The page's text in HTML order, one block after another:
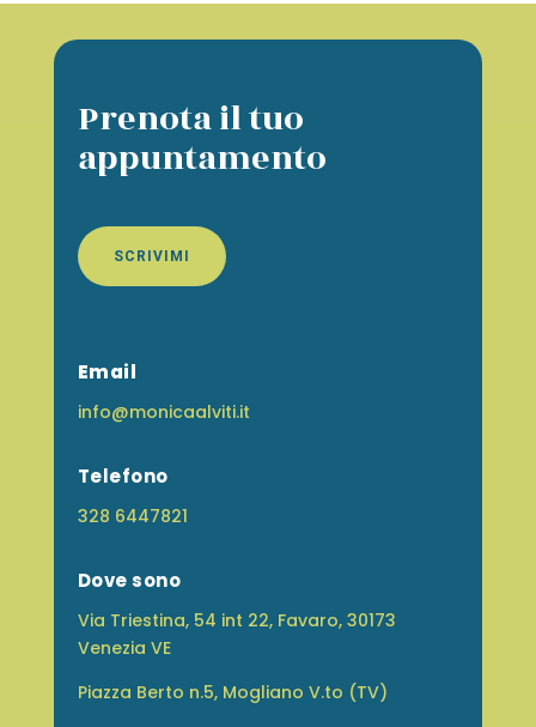
Prenota il tuo
appuntamento
SCRIVIMI
Email
info@monicaalviti.it
Telefono
328 6447821
Dove sono
Via Triestina, 54 int 22, Favaro, 30173
Venezia VE
Piazza Berto n.5, Mogliano V.to (TV)